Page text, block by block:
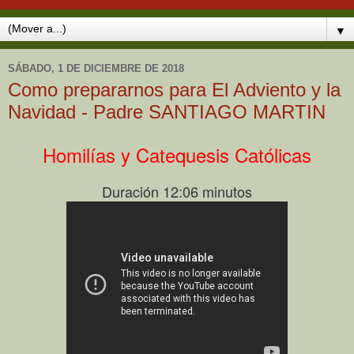
▼
SÁBADO, 1 DE DICIEMBRE DE 2018
Como prepararnos para El Adviento y la
Navidad - Padre SANTIAGO MARTIN
Homilías y Catequesis Católicas
Duración 12:06 minutos